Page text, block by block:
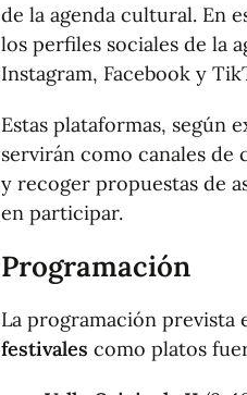
de la agenda cultural. En
los perfiles sociales de la
Instagram, Facebook y
Estas plataformas, según
servirán como canales
y recoger propuestas de
en participar.
Programación
La programación prevista
festivales como platos